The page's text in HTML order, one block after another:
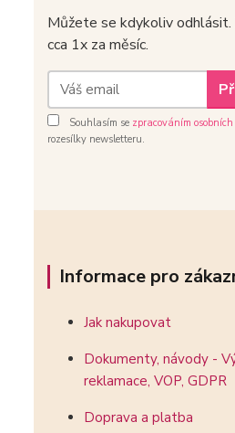
Můžete se kdykoliv odhlásit.
cca 1x za měsíc.
Souhlasím se zpracováním
rozesílky newsletteru.
Informace pro
Jak nakupovat
Dokumenty, návody -
reklamace, VOP, GDPR
Doprava a platba